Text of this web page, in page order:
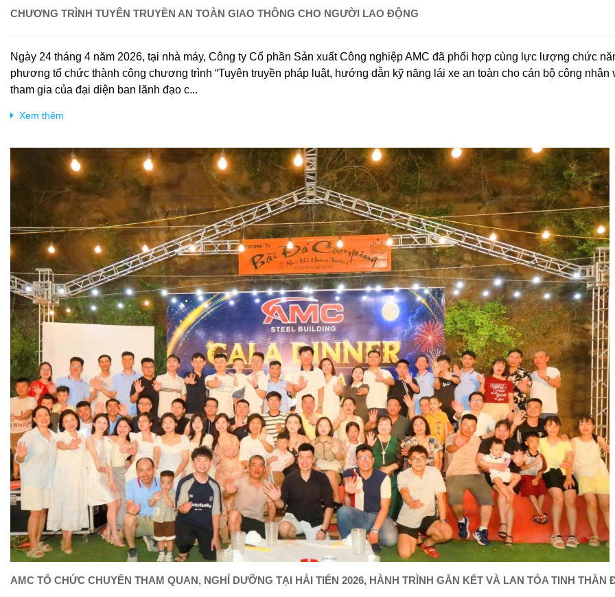
CHƯƠNG TRÌNH TUYÊN TRUYỀN AN TOÀN GIAO THÔNG CHO NGƯỜI LAO ĐỘNG
Ngày 24 tháng 4 năm 2026, tại nhà máy, Công ty Cổ phần Sản xuất Công nghiệp AMC đã phối hợp cùng lực lượng chức
phương tổ chức thành công chương trình “Tuyên truyền pháp luật, hướng dẫn kỹ năng lái xe an toàn cho cán bộ công nhân
tham gia của đại diện ban lãnh đạo c...
Xem thêm
AMC TỔ CHỨC CHUYẾN THAM QUAN, NGHỈ DƯỠNG TẠI HẢI TIẾN 2026, HÀNH TRÌNH GẮN KẾT VÀ LAN TỎA TINH THẦN